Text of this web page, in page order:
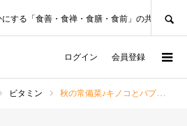
する「食善・食禅・食膳・食前」の共創ﾌﾟﾗｯﾄﾌ
ログイン 会員登録
ビタミン 秋の常備菜♪キノコとパプリカの甘酢漬け【管理栄養士レシピ】